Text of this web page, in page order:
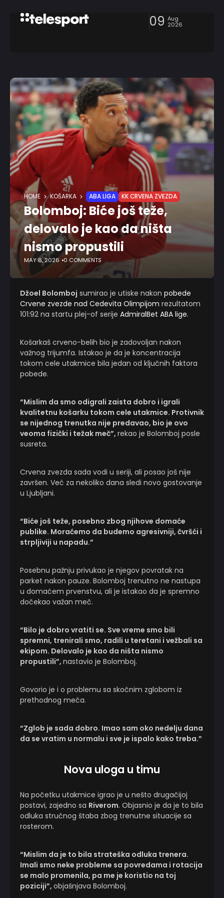
09 Aug
2026
HOME KOŠARKA ABA LIGA KK CRVENA ZVEZDA
Bolomboj: Biće još teže,
delovalo je kao da ništa
nismo propustili
MAY 8, 2026 0 COMMENTS
Džoel Bolomboj sumirao je utiske nakon pobede
Crvene zvezde nad Cedevita Olimpijom rezultatom
101:92 na startu plej-of serije AdmiralBet ABA lige.
Košarkaš crveno-belih bio je zadovoljan nakon
važnog trijumfa. Istakao je da je koncentracija
tokom cele utakmice bila jedan od ključnih faktora
pobede.
“Mislim da smo odigrali zaista dobro i igrali
kvalitetnu košarku tokom cele utakmice. Protivnik
se nijednog trenutka nije predavao, bio je ovo
veoma fizički i težak meč”, rekao je Bolomboj posle
susreta.
Crvena zvezda sada vodi u seriji, ali posao još nije
završen. Već za nekoliko dana sledi novo gostovanje
u Ljubljani.
“Biće još teže, posebno zbog njihove domaće
publike. Moraćemo da budemo agresivniji, čvršći i
strpljiviji u napadu.”
Posebnu pažnju privukao je njegov povratak na
parket nakon pauze. Bolomboj trenutno ne nastupa
u domaćem prvenstvu, ali je istakao da je spremno
dočekao važan meč.
“Bilo je dobro vratiti se. Sve vreme smo bili
spremni, trenirali smo, radili u teretani i vežbali sa
ekipom. Delovalo je kao da ništa nismo
propustili”, nastavio je Bolomboj.
Govorio je i o problemu sa skočnim zglobom iz
prethodnog meča.
“Zglob je sada dobro. Imao sam oko nedelju dana
da se vratim u normalu i sve je ispalo kako treba.”
Nova uloga u timu
Na početku utakmice igrao je u nešto drugačijoj
postavi, zajedno sa Riverom. Objasnio je da je to bila
odluka stručnog štaba zbog trenutne situacije sa
rosterom.
“Mislim da je to bila strateška odluka trenera.
Imali smo neke probleme sa povredama i rotacija
se malo promenila, pa me je koristio na toj
poziciji”, objašnjava Bolomboj.